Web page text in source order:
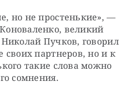
но не простенькие», —
великий
Пучков, говорил
своих партнеров, но и к
такие слова можно
сомнения.